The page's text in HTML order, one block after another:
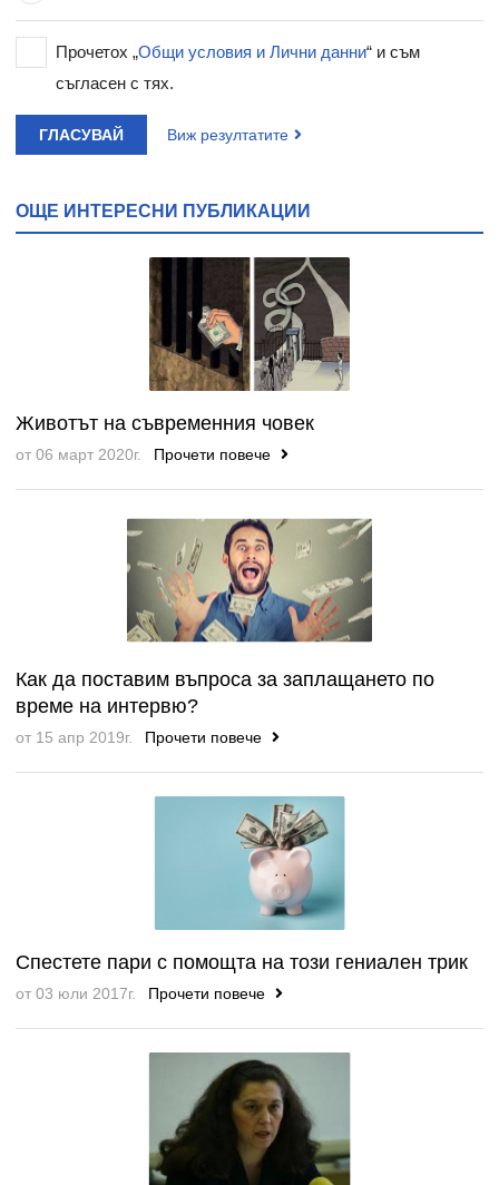
Прочетох „Общи условия и Лични данни“ и съм
съгласен с тях.
ГЛАСУВАЙ Виж резултатите
ОЩЕ ИНТЕРЕСНИ ПУБЛИКАЦИИ
Животът на съвременния човек
от 06 март 2020г. Прочети повече
Как да поставим въпроса за заплащането по
време на интервю?
от 15 апр 2019г. Прочети повече
Спестете пари с помощта на този гениален трик
от 03 юли 2017г. Прочети повече